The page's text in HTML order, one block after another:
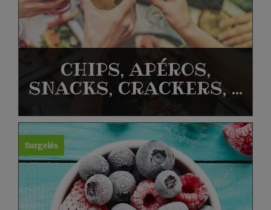
CHIPS, APÉROS,
SNACKS, CRACKERS, ...
Surgelés